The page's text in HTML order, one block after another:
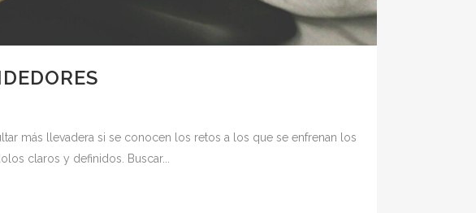
más llevadera si se conocen los retos a los que se enfrenan los
claros y definidos. Buscar...